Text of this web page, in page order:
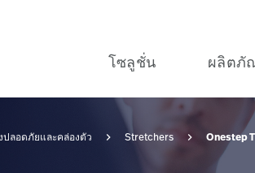
โซลูชั่น ผลิตภั
ปลอดภัยและคล่องตัว Stretchers Onestep